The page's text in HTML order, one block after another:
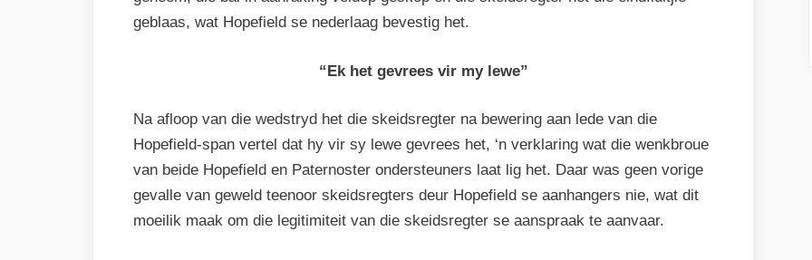
geblaas, wat Hopefield se nederlaag bevestig het.
“Ek het gevrees vir my lewe”
Na afloop van die wedstryd het die skeidsregter na bewering aan lede van die
Hopefield-span vertel dat hy vir sy lewe gevrees het, ‘n verklaring wat die wenkbroue
van beide Hopefield en Paternoster ondersteuners laat lig het. Daar was geen vorige
gevalle van geweld teenoor skeidsregters deur Hopefield se aanhangers nie, wat dit
moeilik maak om die legitimiteit van die skeidsregter se aanspraak te aanvaar.